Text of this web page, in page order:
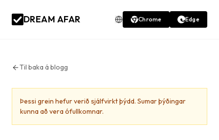
DREAM AFAR Chrome Edge
Til baka á blogg
Þessi grein hefur verið sjálfvirkt þýdd. Sumar þýðingar
kunna að vera ófullkomnar.